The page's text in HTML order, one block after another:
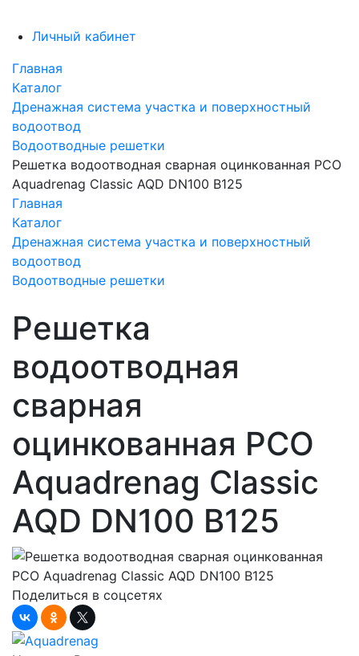
Личный кабинет
Главная
Каталог
Дренажная система участка и поверхностный
водоотвод
Водоотводные решетки
Решетка водоотводная сварная оцинкованная РСО
Aquadrenag Classic AQD DN100 В125
Главная
Каталог
Дренажная система участка и поверхностный
водоотвод
Водоотводные решетки
Решетка
водоотводная
сварная
оцинкованная РСО
Aquadrenag Classic
AQD DN100 В125
Поделиться в соцсетях